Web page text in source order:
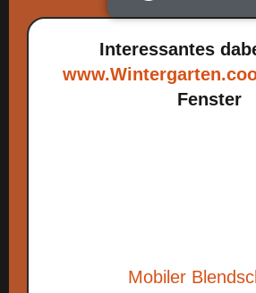
Interessantes
Fenster
Mobiler